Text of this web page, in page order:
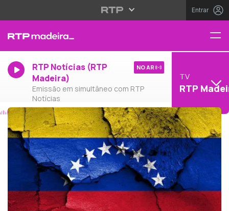
Entrar
RTP Notícias (RTP
Madeira)
Emissão em simultâneo com RTP
Notícias
NO AR
TV
RTP